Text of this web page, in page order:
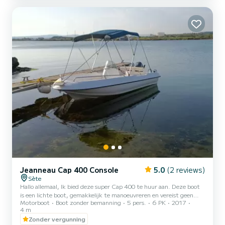
FUSION-luidsprekers Dankzij de kracht en het comfor...
Jeanneau Cap 400 Console 5.0 (2 reviews)
Sète
Hallo allemaal, Ik bied deze super Cap 400 te huur aan. Deze boot
is een lichte boot, gemakkelijk te manoeuvreren en vereist geen
rijbewijs. Ze zijn daarom voor iedereen toegankelijk, zelfs voor
beginners. Je kunt de grachten van de stad verkennen, de
vissersboten en zeilboten in de haven bewonderen en de prachtige
Motorboot Boot zonder bemanning 5 pers. 6 PK
2017
4 m
Zonder vergunning